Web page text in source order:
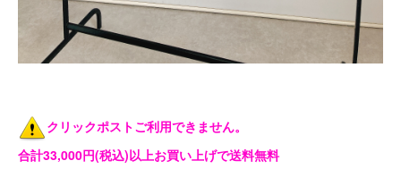
クリックポストご利用できません。
合計33,000円(税込)以上お買い上げで送料無料